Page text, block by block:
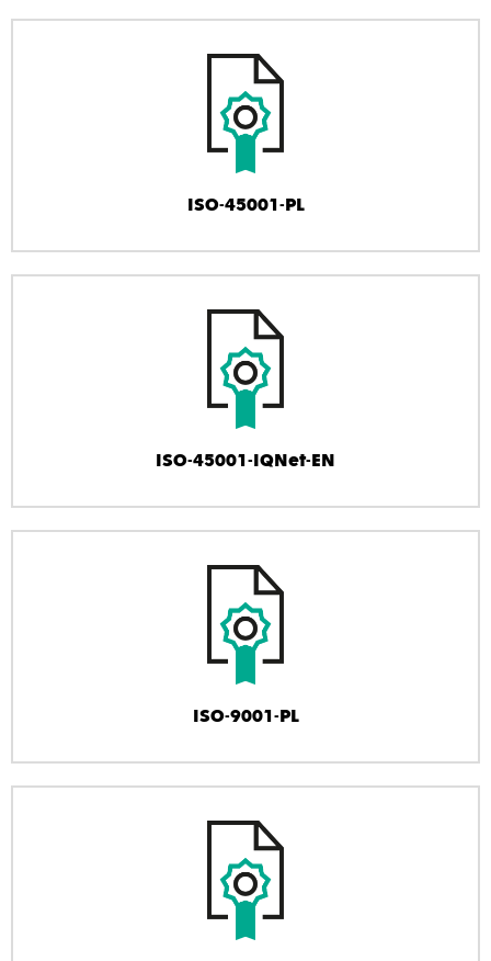
ISO-45001-PL
ISO-45001-IQNet-EN
ISO-9001-PL